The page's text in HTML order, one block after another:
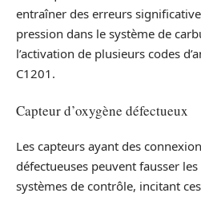
entraîner des erreurs
pression dans le système de
l’activation de plusieurs codes
C1201.
Capteur d’oxygène défectueux
Les capteurs ayant des
défectueuses peuvent fausser
systèmes de contrôle, incitant